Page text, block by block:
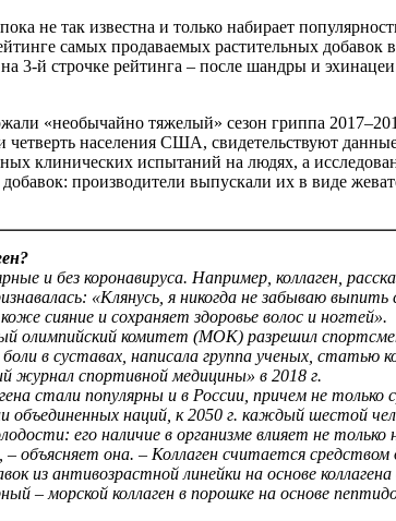
не так известна и только набирает
самых продаваемых растительных
на 3-й строчке рейтинга – после шандры и
«необычайно тяжелый» сезон гриппа
четверть населения США, свидетельствуют
клинических испытаний на людях, а
производители выпускали их в виде
и без коронавируса. Например, коллаген,
«Клянусь, я никогда не забываю
сияние и сохраняет здоровье волос и ногтей».
олимпийский комитет (МОК) разрешил
в суставах, написала группа ученых, статью
журнал спортивной медицины» в 2018 г.
стали популярны и в России, причем не
объединенных наций, к 2050 г. каждый шестой
его наличие в организме влияет не
объясняет она. – Коллаген считается
из антивозрастной линейки на основе
– морской коллаген в порошке на основе